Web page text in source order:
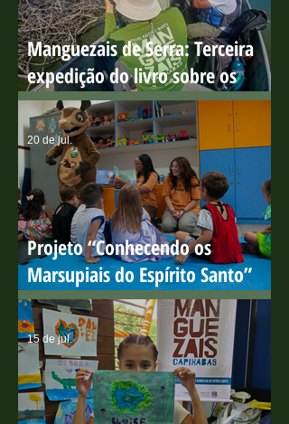
Manguezais de Serra: Terceira
expedição do livro sobre os
manguezais capixabas
Projeto “Conhecendo os
Marsupiais do Espírito Santo”
encerra ciclo de ações em escolas
públicas com resultados
positivos
20 de jul.
15 de jul.